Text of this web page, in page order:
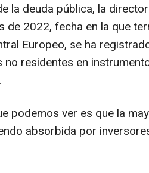
la deuda pública, la
de 2022, fecha en la que
Europeo, se ha
residentes en
podemos ver es que la
absorbida por